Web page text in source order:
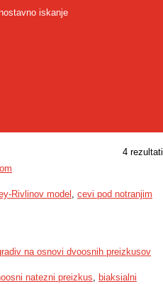
iskanje
4 rezultati
Rivlinov model , cevi pod notranjim
na osnovi dvoosnih preizkusov
natezni preizkus, biaksialni